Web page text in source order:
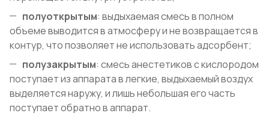
полуоткрытым: выдыхаемая смесь в полном
объеме выводится в атмосферу и не возвращается в
контур, что позволяет не использовать адсорбент;
полузакрытым: смесь анестетиков с кислородом
поступает из аппарата в легкие, выдыхаемый воздух
выделяется наружу, и лишь небольшая его часть
поступает обратно в аппарат.